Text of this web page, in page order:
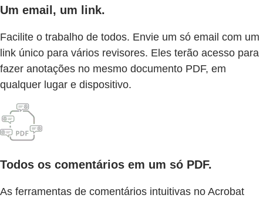
Um email, um link.
Facilite o trabalho de todos. Envie um só email com um
link único para vários revisores. Eles terão acesso para
fazer anotações no mesmo documento PDF, em
qualquer lugar e dispositivo.
Todos os comentários em um só PDF.
As ferramentas de comentários intuitivas no Acrobat